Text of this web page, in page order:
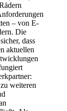
– von E-
Die
dass
aktuellen
weiteren